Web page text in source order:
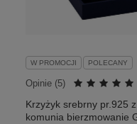
W PROMOCJI POLECANY
Opinie (5)
Krzyżyk srebrny pr.925
komunia bierzmowanie